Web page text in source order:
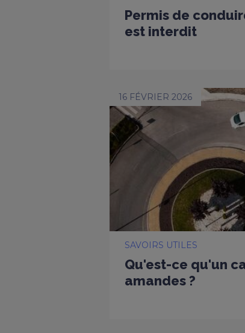
Permis de
est interdit
16 FÉVRIER 2026
SAVOIRS UTILES
Qu'est-ce qu'un
amandes ?